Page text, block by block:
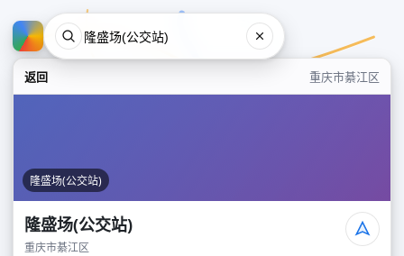
返回 重庆市綦江区
隆盛场(公交站)
隆盛场(公交站)
重庆市綦江区